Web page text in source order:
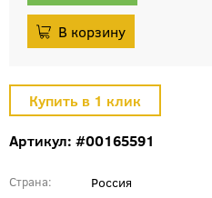
Артикул: #00165591
Страна Россия